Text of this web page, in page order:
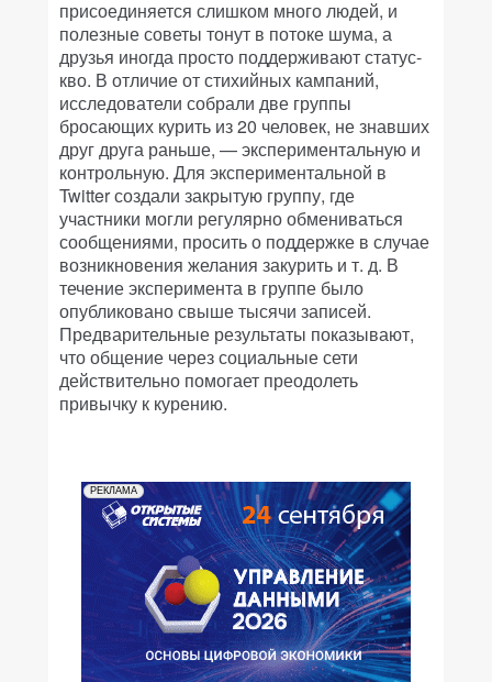
присоединяется слишком много людей, и
полезные советы тонут в потоке шума, а
друзья иногда просто поддерживают статус-
кво. В отличие от стихийных кампаний,
исследователи собрали две группы
бросающих курить из 20 человек, не знавших
друг друга раньше, — экспериментальную и
контрольную. Для экспериментальной в
Twitter создали закрытую группу, где
участники могли регулярно обмениваться
сообщениями, просить о поддержке в случае
возникновения желания закурить и т. д. В
течение эксперимента в группе было
опубликовано свыше тысячи записей.
Предварительные результаты показывают,
что общение через социальные сети
действительно помогает преодолеть
привычку к курению.
РЕКЛАМА